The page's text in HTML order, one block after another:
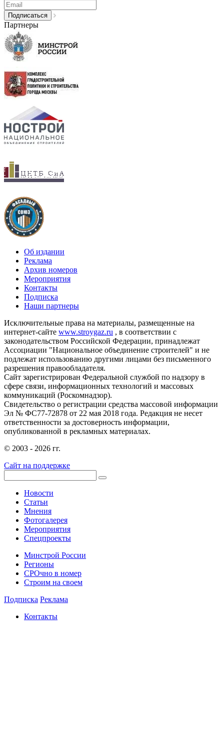
Партнеры
Об издании
Реклама
Архив номеров
Мероприятия
Контакты
Подписка
Наши партнеры
Исключительные права на материалы, размещенные на
интернет-сайте www.stroygaz.ru , в соответствии с
законодательством Российской Федерации, принадлежат
Ассоциации "Национальное объединение строителей" и не
подлежат использованию другими лицами без письменного
разрешения правообладателя.
Сайт зарегистрирован Федеральной службой по надзору в
сфере связи, информационных технологий и массовых
коммуникаций (Роскомнадзор).
Свидетельство о регистрации средства массовой информации
Эл № ФС77-72878 от 22 мая 2018 года. Редакция не несет
ответственности за достоверность информации,
опубликованной в рекламных материалах.
© 2003 - 2026 гг.
Сайт на поддержке
Новости
Статьи
Мнения
Фотогалерея
Мероприятия
Спецпроекты
Минстрой России
Регионы
СРОчно в номер
Строим на своем
Подписка Реклама
Контакты